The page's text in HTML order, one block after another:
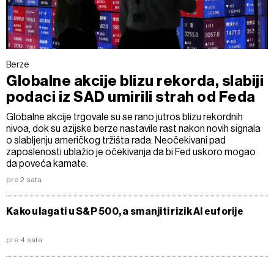
Berze
Globalne akcije blizu rekorda, slabiji
podaci iz SAD umirili strah od Feda
Globalne akcije trgovale su se rano jutros blizu rekordnih
nivoa, dok su azijske berze nastavile rast nakon novih signala
o slabljenju američkog tržišta rada. Neočekivani pad
zaposlenosti ublažio je očekivanja da bi Fed uskoro mogao
da poveća kamate.
pre 2 sata
Kako ulagati u S&P 500, a smanjiti rizik AI euforije
pre 4 sata